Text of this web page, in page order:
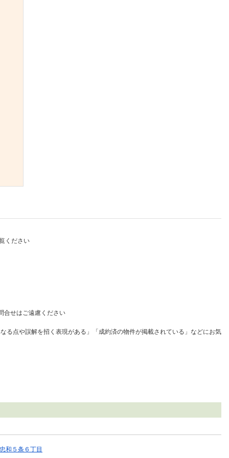
ください
合せはご遠慮ください
る点や誤解を招く表現がある」「成約済の物件が掲載されている」などにお気
和５条６丁目